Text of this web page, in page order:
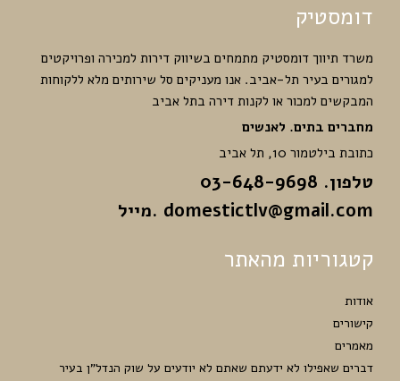
דומסטיק
משרד תיווך דומסטיק מתמחים בשיווק דירות למכירה ופרויקטים
למגורים בעיר תל-אביב. אנו מעניקים סל שירותים מלא ללקוחות
המבקשים למכור או לקנות דירה בתל אביב
מחברים בתים. לאנשים
כתובת בילטמור 10, תל אביב
טלפון. 03-648-9698
domestictlv@gmail.com .מייל
קטגוריות מהאתר
אודות
קישורים
מאמרים
דברים שאפילו לא ידעתם שאתם לא יודעים על שוק הנדל”ן בעיר